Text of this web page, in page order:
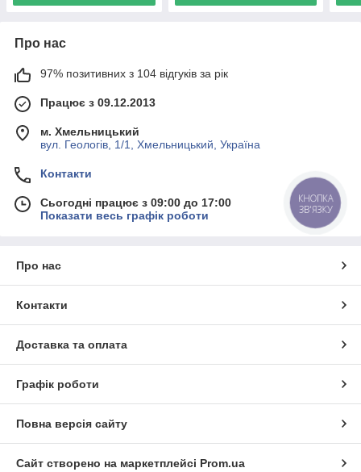
Про нас
97% позитивних з 104 відгуків за рік
Працює з 09.12.2013
м. Хмельницький
вул. Геологів, 1/1, Хмельницький, Україна
Контакти
Сьогодні працює з 09:00 до 17:00
Показати весь графік роботи
Про нас
Контакти
Доставка та оплата
Графік роботи
Повна версія сайту
Сайт створено на маркетплейсі Prom.ua
КНОПКА
ЗВ'ЯЗКУ